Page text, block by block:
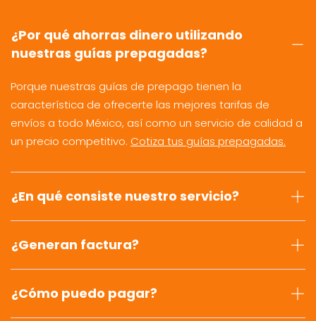
¿Por qué ahorras dinero utilizando
nuestras guías prepagadas?
Porque nuestras guías de prepago tienen la
característica de ofrecerte las mejores tarifas de
envíos a todo México, así como un servicio de calidad a
un precio competitivo. Cotiza tus guías prepagadas.
¿En qué consiste nuestro servicio?
¿Generan factura?
¿Cómo puedo pagar?